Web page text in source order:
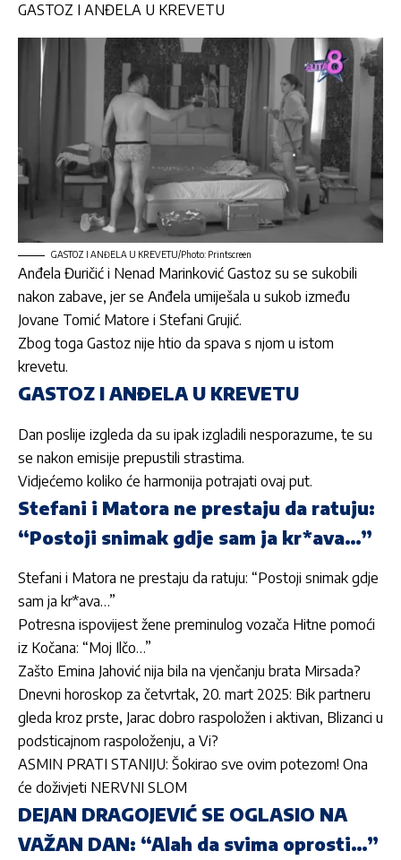
GASTOZ I ANĐELA U KREVETU
GASTOZ I ANĐELA U KREVETU/Photo: Printscreen
Anđela Đuričić i Nenad Marinković Gastoz su se sukobili
nakon zabave, jer se Anđela umiješala u sukob između
Jovane Tomić Matore i Stefani Grujić.
Zbog toga Gastoz nije htio da spava s njom u istom
krevetu.
GASTOZ I ANĐELA U KREVETU
Dan poslije izgleda da su ipak izgladili nesporazume, te su
se nakon emisije prepustili strastima.
Vidjećemo koliko će harmonija potrajati ovaj put.
Stefani i Matora ne prestaju da ratuju:
“Postoji snimak gdje sam ja kr*ava…”
Stefani i Matora ne prestaju da ratuju: “Postoji snimak gdje
sam ja kr*ava…”
Potresna ispovijest žene preminulog vozača Hitne pomoći
iz Kočana: “Moj Ilčo…”
Zašto Emina Jahović nija bila na vjenčanju brata Mirsada?
Dnevni horoskop za četvrtak, 20. mart 2025: Bik partneru
gleda kroz prste, Jarac dobro raspoložen i aktivan, Blizanci u
podsticajnom raspoloženju, a Vi?
ASMIN PRATI STANIJU: Šokirao sve ovim potezom! Ona
će doživjeti NERVNI SLOM
DEJAN DRAGOJEVIĆ SE OGLASIO NA
VAŽAN DAN: “Alah da svima oprosti…”